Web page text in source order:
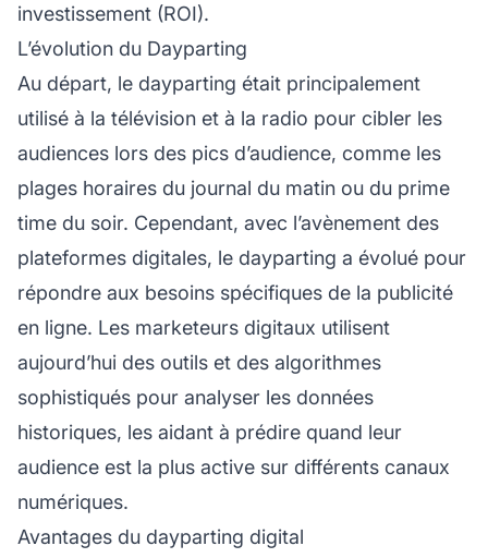
investissement (ROI).
L’évolution du Dayparting
Au départ, le dayparting était principalement
utilisé à la télévision et à la radio pour cibler les
audiences lors des pics d’audience, comme les
plages horaires du journal du matin ou du prime
time du soir. Cependant, avec l’avènement des
plateformes digitales, le dayparting a évolué pour
répondre aux besoins spécifiques de la publicité
en ligne. Les marketeurs digitaux utilisent
aujourd’hui des outils et des algorithmes
sophistiqués pour analyser les données
historiques, les aidant à prédire quand leur
audience est la plus active sur différents canaux
numériques.
Avantages du dayparting digital